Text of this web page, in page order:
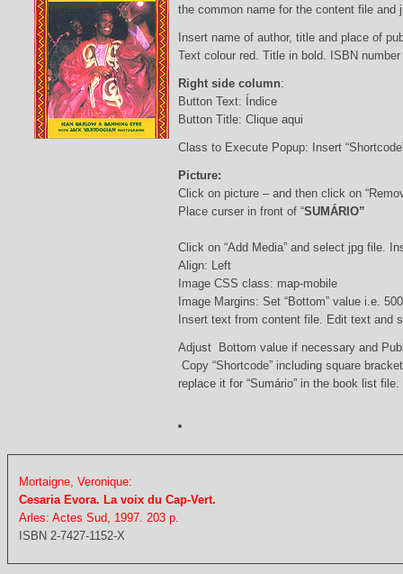
the common name for the content file and
Insert name of author, title and place of
Text colour red. Title in bold. ISBN
Right side column:
Button Text: Índice
Button Title: Clique aqui
Class to Execute Popup: Insert
Picture:
Click on picture – and then click on
Place curser in front of “SUMÁRIO”
Click on “Add Media” and select jpg file.
Align: Left
Image CSS class: map-mobile
Image Margins: Set “Bottom” value i.e. 500
Insert text from content file. Edit text and
Adjust Bottom value if necessary and
Copy “Shortcode” including square
replace it for “Sumário” in the book list file.
Mortaigne, Veronique:
Cesaria Evora. La voix du Cap-Vert.
Arles: Actes Sud, 1997. 203 p.
ISBN 2-7427-1152-X